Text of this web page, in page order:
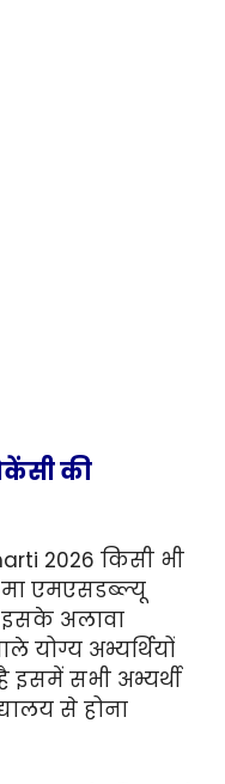
की
2026 किसी भी
मा एमएसडब्ल्यू
इसके अलावा
योग्य अभ्यर्थियों
इसमें सभी अभ्यर्थी
से होना